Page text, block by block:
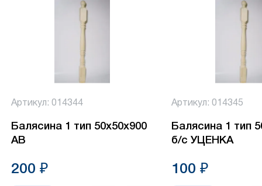
Артикул: 014344
Балясина 1 тип 50х50х900
АВ
200 ₽
Артикул: 014345
Балясина 1 тип
б/с УЦЕНКА
100 ₽